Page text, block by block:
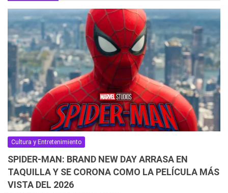
Cultura y Entretenimiento
SPIDER-MAN: BRAND NEW DAY ARRASA EN
TAQUILLA Y SE CORONA COMO LA PELÍCULA MÁS
VISTA DEL 2026